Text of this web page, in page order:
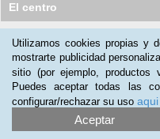
El centro
Nuestros clientes opinan:
Isabel
Lo recomendaría
Utilizamos cookies propias y
mostrarte publicidad
sitio (por ejemplo, productos
Puedes aceptar todas las
configurar/rechazar su uso aqui
Aceptar